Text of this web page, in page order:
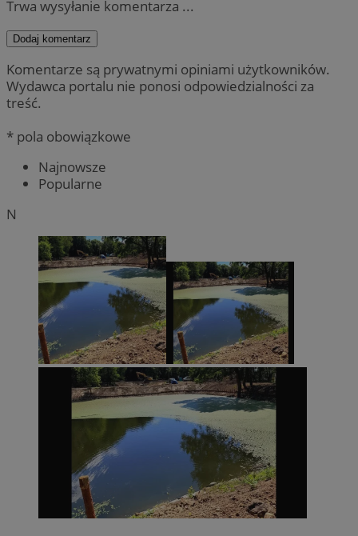
Trwa wysyłanie komentarza ...
Dodaj komentarz
Komentarze są prywatnymi opiniami użytkowników.
Wydawca portalu nie ponosi odpowiedzialności za
treść.
* pola obowiązkowe
Najnowsze
Popularne
N